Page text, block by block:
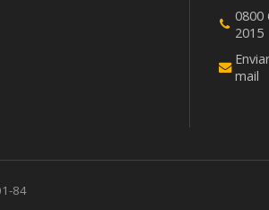
0800
2015
mail
84